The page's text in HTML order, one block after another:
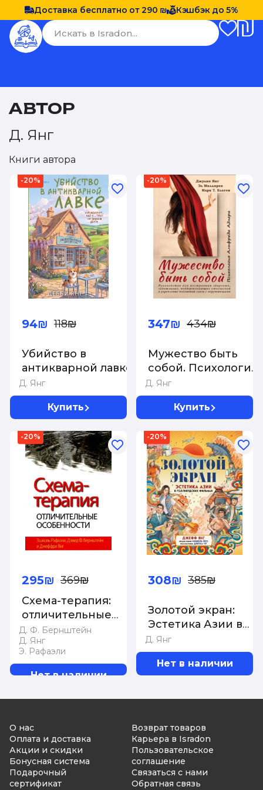
Доставка бесплатно от 290 ₪ Кэшбэк до 5%
АВТОР
Д. Янг
Книги автора
-20%
Д. Янг
Убийство в
антикварной лавке
94₪ 118₪
Купить
-20%
Д. Янг
Мужество быть
собой. Психология
Альфреда Адлера
347₪ 434₪
Купить
-20%
Д. Ф. Бернштейн
Д. Янг
Э. Рафаэли
Схема-терапия:
отличительные
особенности.
Рафаэли Э.,
Бернштейн Д.Ф.,
Янг Д.
295₪ 369₪
Нет в наличии
-20%
Д. Янг
Золотой экран:
Эстетика Азии в
голливудских
фильмах
308₪ 385₪
Нет в наличии
О нас
Оплата и доставка
Акции и скидки
Бонусная система
Подарочный
сертификат
Возврат товаров
Карьера в Isradon
Пользовательское
соглашение
Связаться с нами
Обратная связь